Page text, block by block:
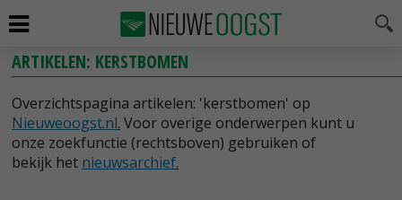
ARTIKELEN: KERSTBOMEN
Overzichtspagina artikelen: 'kerstbomen' op
Nieuweoogst.nl. Voor overige onderwerpen kunt u
onze zoekfunctie (rechtsboven) gebruiken of
bekijk het nieuwsarchief.